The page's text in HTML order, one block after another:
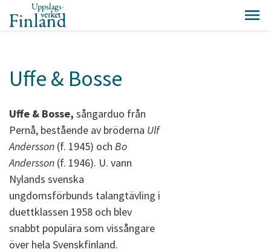
Uffe & Bosse
Uffe & Bosse, sångarduo från
Pernå, bestående av bröderna Ulf
Andersson (f. 1945) och Bo
Andersson (f. 1946). U. vann
Nylands svenska
ungdomsförbunds talangtävling i
duettklassen 1958 och blev
snabbt populära som vissångare
över hela Svenskfinland.